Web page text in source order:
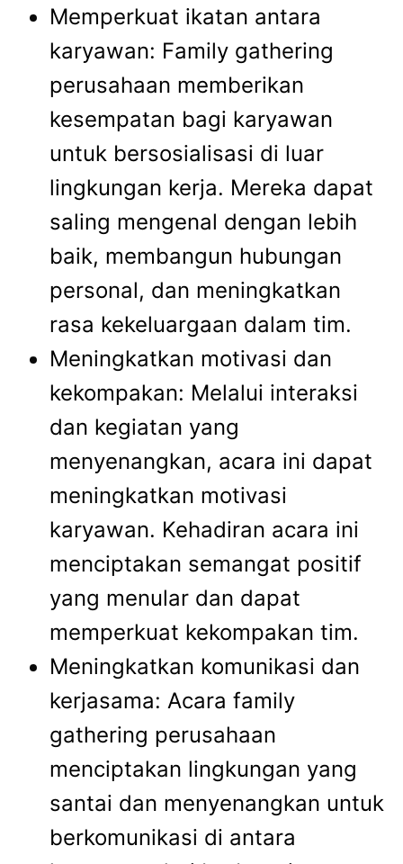
Memperkuat ikatan antara
karyawan: Family gathering
perusahaan memberikan
kesempatan bagi karyawan
untuk bersosialisasi di luar
lingkungan kerja. Mereka dapat
saling mengenal dengan lebih
baik, membangun hubungan
personal, dan meningkatkan
rasa kekeluargaan dalam tim.
Meningkatkan motivasi dan
kekompakan: Melalui interaksi
dan kegiatan yang
menyenangkan, acara ini dapat
meningkatkan motivasi
karyawan. Kehadiran acara ini
menciptakan semangat positif
yang menular dan dapat
memperkuat kekompakan tim.
Meningkatkan komunikasi dan
kerjasama: Acara family
gathering perusahaan
menciptakan lingkungan yang
santai dan menyenangkan untuk
berkomunikasi di antara